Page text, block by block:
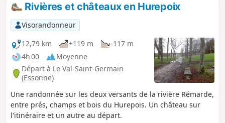
Rivières et châteaux en Hurepoix
Visorandonneur
12,79 km
+119 m
-117 m
4h 00
Moyenne
Départ à Le Val-Saint-Germain
(Essonne)
Une randonnée sur les deux versants de la rivière Rémarde,
entre prés, champs et bois du Hurepois. Un château sur
l'itinéraire et un autre au départ.